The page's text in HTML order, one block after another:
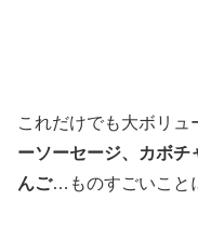
これだけでも大ボリ
ーソーセージ、カボ
んご…ものすごいこと